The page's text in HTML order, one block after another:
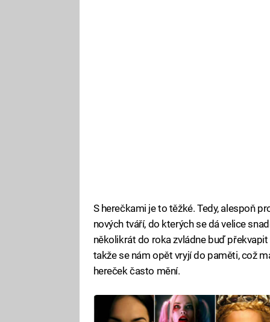
S herečkami je to těžké. Tedy, alespoň
nových tváří, do kterých se dá velice
několikrát do roka zvládne buď
takže se nám opět vryjí do paměti, což
hereček často mění.